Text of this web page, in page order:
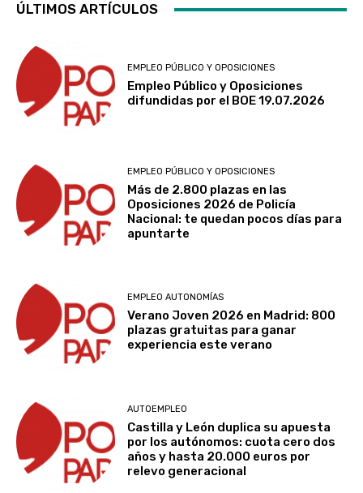
ÚLTIMOS ARTÍCULOS
EMPLEO PÚBLICO Y OPOSICIONES
Empleo Público y Oposiciones
difundidas por el BOE 19.07.2026
EMPLEO PÚBLICO Y OPOSICIONES
Más de 2.800 plazas en las
Oposiciones 2026 de Policía
Nacional: te quedan pocos días para
apuntarte
EMPLEO AUTONOMÍAS
Verano Joven 2026 en Madrid: 800
plazas gratuitas para ganar
experiencia este verano
AUTOEMPLEO
Castilla y León duplica su apuesta
por los autónomos: cuota cero dos
años y hasta 20.000 euros por
relevo generacional